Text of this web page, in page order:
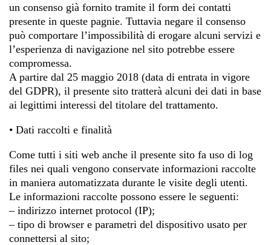
un consenso già fornito tramite il form dei contatti
presente in queste pagnie. Tuttavia negare il consenso
può comportare l’impossibilità di erogare alcuni servizi e
l’esperienza di navigazione nel sito potrebbe essere
compromessa.
A partire dal 25 maggio 2018 (data di entrata in vigore
del GDPR), il presente sito tratterà alcuni dei dati in base
ai legittimi interessi del titolare del trattamento.
• Dati raccolti e finalità
Come tutti i siti web anche il presente sito fa uso di log
files nei quali vengono conservate informazioni raccolte
in maniera automatizzata durante le visite degli utenti.
Le informazioni raccolte possono essere le seguenti:
– indirizzo internet protocol (IP);
– tipo di browser e parametri del dispositivo usato per
connettersi al sito;